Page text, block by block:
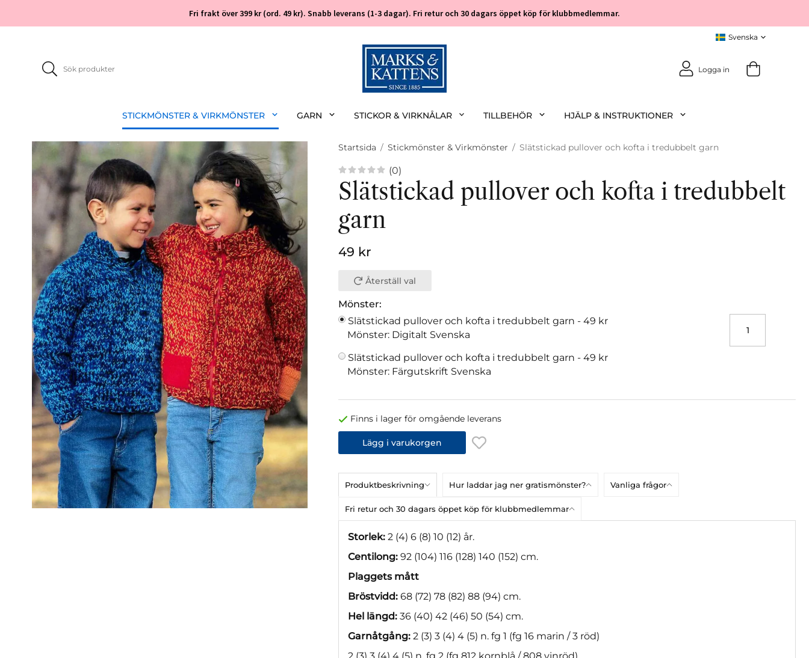
Fri frakt över 399 kr (ord. 49 kr). Snabb leverans (1-3 dagar). Fri retur och 30 dagars öppet köp för klubbmedlemmar.
Logga in
STICKMÖNSTER & VIRKMÖNSTER GARN STICKOR & VIRKNÅLAR TILLBEHÖR HJÄLP & INSTRUKTIONER
Startsida / Stickmönster & Virkmönster / Slätstickad pullover och kofta i tredubbelt garn
(0)
Slätstickad pullover och kofta i tredubbelt
garn
49 kr
Återställ val
Mönster:
Slätstickad pullover och kofta i tredubbelt garn - 49 kr
Mönster: Digitalt Svenska
Slätstickad pullover och kofta i tredubbelt garn - 49 kr
Mönster: Färgutskrift Svenska
Finns i lager för omgående leverans
Lägg i varukorgen
Produktbeskrivning Hur laddar jag ner gratismönster? Vanliga frågor
Fri retur och 30 dagars öppet köp för klubbmedlemmar
Storlek: 2 (4) 6 (8) 10 (12) år.
Centilong: 92 (104) 116 (128) 140 (152) cm.
Plaggets mått
Bröstvidd: 68 (72) 78 (82) 88 (94) cm.
Hel längd: 36 (40) 42 (46) 50 (54) cm.
Garnåtgång: 2 (3) 3 (4) 4 (5) n. fg 1 (fg 16 marin / 3 röd)
2 (3) 3 (4) 4 (5) n. fg 2 (fg 812 kornblå / 808 vinröd)